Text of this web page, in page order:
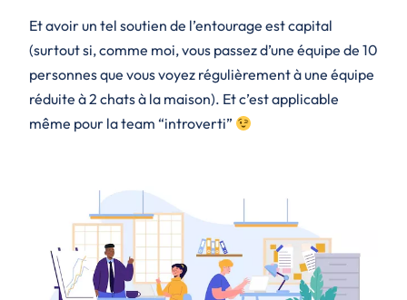
Et avoir un tel soutien de l’entourage est capital
(surtout si, comme moi, vous passez d’une équipe de 10
personnes que vous voyez régulièrement à une équipe
réduite à 2 chats à la maison). Et c’est applicable
même pour la team “introverti”